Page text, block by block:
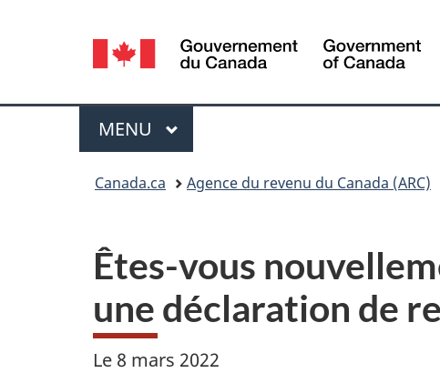
Sélection
de
la
langue
Menu
MENU PRINCIPAL
Canada.ca Agence du revenu du Canada (ARC)
Êtes-vous
une déclaration de
Le 8 mars 2022